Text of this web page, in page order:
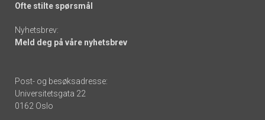
Ofte stilte spørsmål
Nyhetsbrev:
Meld deg på våre nyhetsbrev
Post- og besøksadresse:
Universitetsgata 22
0162 Oslo